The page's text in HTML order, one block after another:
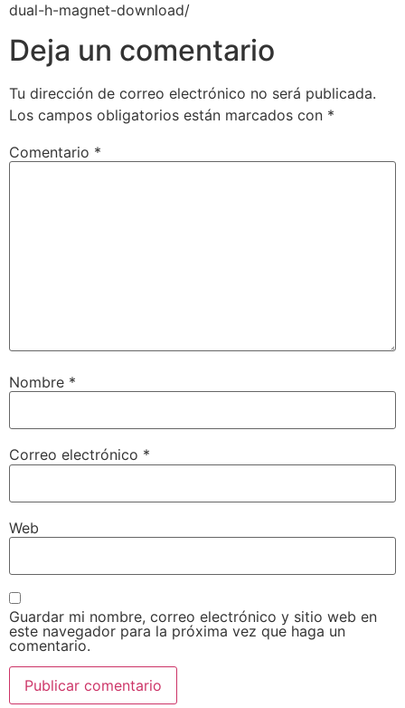
dual-h-magnet-download/
Deja un comentario
Tu dirección de correo electrónico no será publicada.
Los campos obligatorios están marcados con *
Comentario *
Nombre *
Correo electrónico *
Web
Guardar mi nombre, correo electrónico y sitio web en
este navegador para la próxima vez que haga un
comentario.